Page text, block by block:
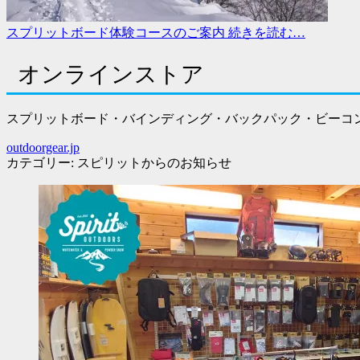
スプリットボード体験コースのご案内 続きを読む…
オンラインストア
スプリットボード・バインディング・バックパック・ビーコ
outdoorgear.jp
カテゴリー: スピリットからのお知らせ